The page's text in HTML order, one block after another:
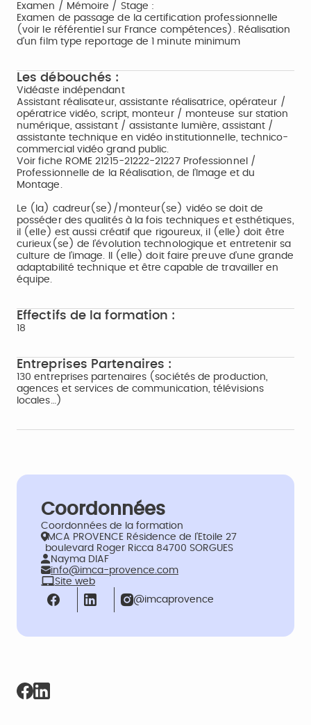
Examen / Mémoire / Stage :
Examen de passage de la certification professionnelle
(voir le référentiel sur France compétences). Réalisation
d'un film type reportage de 1 minute minimum
Les débouchés :
Vidéaste indépendant
Assistant réalisateur, assistante réalisatrice, opérateur /
opératrice vidéo, script, monteur / monteuse sur station
numérique, assistant / assistante lumière, assistant /
assistante technique en vidéo institutionnelle, technico-
commercial vidéo grand public.
Voir fiche ROME 21215-21222-21227 Professionnel /
Professionnelle de la Réalisation, de l’Image et du
Montage.
Le (la) cadreur(se)/monteur(se) vidéo se doit de
posséder des qualités à la fois techniques et esthétiques,
il (elle) est aussi créatif que rigoureux, il (elle) doit être
curieux(se) de l’évolution technologique et entretenir sa
culture de l’image. Il (elle) doit faire preuve d’une grande
adaptabilité technique et être capable de travailler en
équipe.
Effectifs de la formation :
18
Entreprises Partenaires :
130 entreprises partenaires (sociétés de production,
agences et services de communication, télévisions
locales…)
Coordonnées
Coordonnées de la formation
IMCA PROVENCE Résidence de l'Etoile 27
boulevard Roger Ricca 84700 SORGUES
Nayma DIAF
info@imca-provence.com
Site web
@imcaprovence